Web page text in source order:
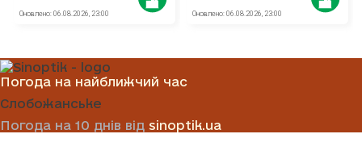
Погода на найближчий час
Слобожанське
Погода на 10 днів від sinoptik.ua